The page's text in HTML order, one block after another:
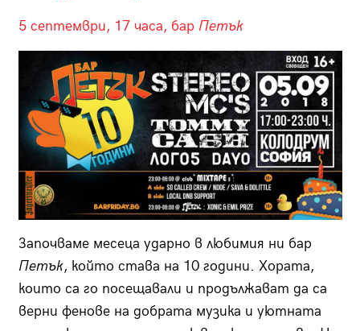
5 септември, 17 часа, бар Петък
Започваме месеца ударно в любимия ни бар
Петък, който става на 10 години. Хората,
които са го посещавали и продължават да са
верни фенове на добрата музика и уютната